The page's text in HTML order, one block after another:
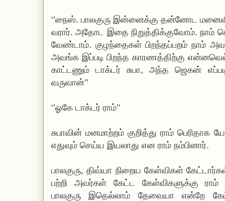
‘’நைஸ். பாலகுரு இன்னைக்கு தன்னோட
வரார். அதோட இதை நிறுத்திக்குவோம்.
வேண்டாம். குழந்தைகள் பிறந்தப்பறம் நாம்
அவங்க இப்படி பிறந்த காரணத்திற்கு
காட்டணும் டாக்டர் சுபா, அந்த ஜெகன்
வருவான்’’
‘’ஓகே டாக்டர் ராம்’’
சுபாவின் மனமாற்றம் குறித்து ராம் பெரிதாக
எதுவும் செய்ய இயலாது என ராம் நம்பினார்.
பாலகுரு, திவ்யா நிறைய கேள்விகள்
பற்றி அவர்கள் கேட்ட கேள்விகளுக்கு
பாலகுரு இதெல்லாம் தேவையா என்றே